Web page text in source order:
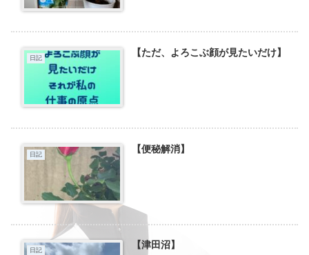
日記 【ただ、よろこぶ顔が見たいだけ】
日記 【便秘解消】
日記 【津田沼】